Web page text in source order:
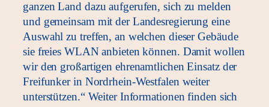
ganzen Land dazu aufgerufen, sich zu melden
und gemeinsam mit der Landesregierung eine
Auswahl zu treffen, an welchen dieser Gebäude
sie freies WLAN anbieten können. Damit wollen
wir den großartigen ehrenamtlichen Einsatz der
Freifunker in Nordrhein-Westfalen weiter
unterstützen.“ Weiter Informationen finden sich